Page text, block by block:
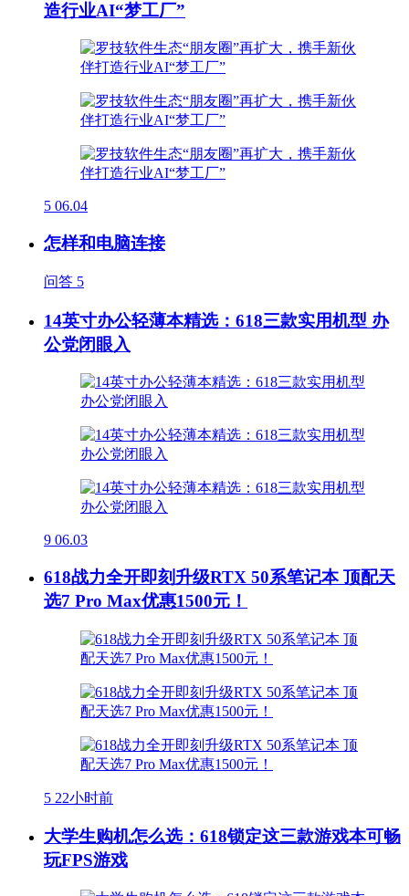
造行业AI“梦工厂”
5 06.04
怎样和电脑连接
问答 5
14英寸办公轻薄本精选：618三款实用机型 办
公党闭眼入
9 06.03
618战力全开即刻升级RTX 50系笔记本 顶配天
选7 Pro Max优惠1500元！
5 22小时前
大学生购机怎么选：618锁定这三款游戏本可畅
玩FPS游戏